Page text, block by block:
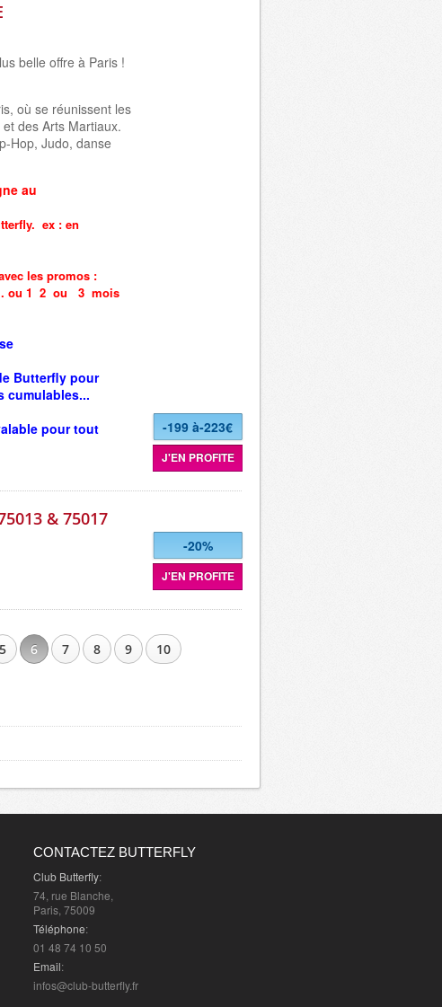
belle offre à Paris !
où se réunissent les
des Arts Martiaux.
Hop, Judo, danse
au
ex : en
les promos :
ou 1 2 ou 3 mois
Butterfly pour
cumulables...
pour tout
-199 à-223€
J'EN PROFITE
& 75017
-20%
J'EN PROFITE
5 6 7 8 9 10
CONTACTEZ BUTTERFLY
Club Butterfly:
74, rue Blanche,
Paris, 75009
Téléphone:
01 48 74 10 50
Email:
infos@club-butterfly.fr